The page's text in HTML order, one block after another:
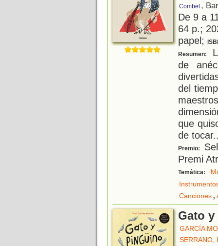
Combel ,
De 9 a
64 p.;
papel;
Resumen:
de
del
que
de tocar
Premio:
Premi
Temática:
Canciones,
Gato
GARCÍA
SERRANO,